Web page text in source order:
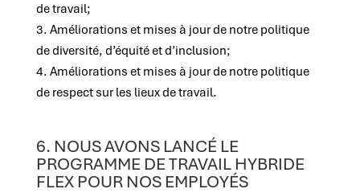
de travail;
Améliorations et mises à jour de notre politique
de diversité, d’équité et d’inclusion;
Améliorations et mises à jour de notre politique
de respect sur les lieux de travail.
6. NOUS AVONS LANCÉ LE
PROGRAMME DE TRAVAIL HYBRIDE
FLEX POUR NOS EMPLOYÉS